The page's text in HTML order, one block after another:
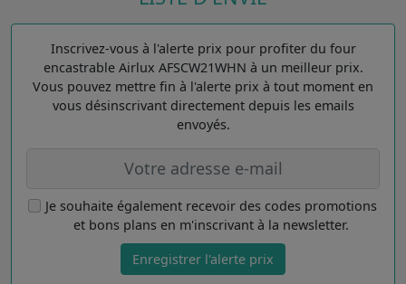
Inscrivez-vous à l'alerte prix pour profiter du four
encastrable Airlux AFSCW21WHN à un meilleur prix.
Vous pouvez mettre fin à l'alerte prix à tout moment en
vous désinscrivant directement depuis les emails
envoyés.
Je souhaite également recevoir des codes promotions
et bons plans en m'inscrivant à la newsletter.
Enregistrer l'alerte prix